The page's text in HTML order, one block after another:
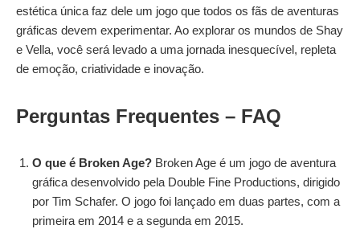
estética única faz dele um jogo que todos os fãs de aventuras
gráficas devem experimentar. Ao explorar os mundos de Shay
e Vella, você será levado a uma jornada inesquecível, repleta
de emoção, criatividade e inovação.
Perguntas Frequentes – FAQ
O que é Broken Age? Broken Age é um jogo de aventura
gráfica desenvolvido pela Double Fine Productions, dirigido
por Tim Schafer. O jogo foi lançado em duas partes, com a
primeira em 2014 e a segunda em 2015.